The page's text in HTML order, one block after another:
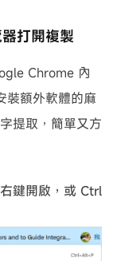
打開複製
Chrome 內
裝額外軟體的麻
提取，簡單又方
鍵開啟，或 Ctrl